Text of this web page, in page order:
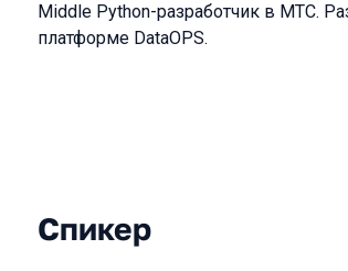
Middle Python-разработчик в МТС.
платформе DataOPS.
Выступления в сезоне
Спикер